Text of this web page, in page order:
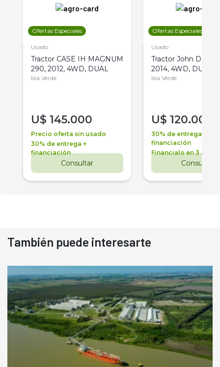
Ofertas Especiales
Usado
Tractor CASE IH MAGNUM
290, 2012, 4WD, DUAL
Isla Verde
U$ 145.000
Precio oferta sin usado
30% de entrega +
financiación
Consultar
Ofertas Especiales
Usado
Tractor John Deere
2014, 4WD, DUAL
Isla Verde
U$ 120.000
30% de entrega +
financiación
Financialo en 3 años
Consultar
También puede interesarte